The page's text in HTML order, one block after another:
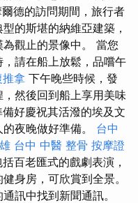
德的訪問期間，旅行者
的斯堪的納維亞建築，
觀止的景像中。 當您
請在船上放鬆，品嚐午
推拿 下午晚些時候，發
然後回到船上享用美味
備好慶祝其活潑的埃及文
夜晚做好準備。 台中
台中 中醫 整骨 按摩證
百老匯式的戲劇表演，
身房，可欣賞到全景。
訊中找到新聞通訊。